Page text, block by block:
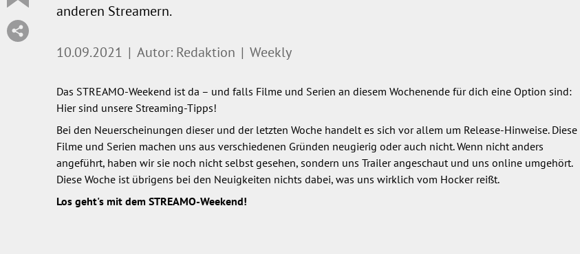
anderen Streamern.
10.09.2021 | Autor: Redaktion | Weekly
Das STREAMO-Weekend ist da – und falls Filme und Serien an diesem Wochenende für dich eine Option sind:
Hier sind unsere Streaming-Tipps!
Bei den Neuerscheinungen dieser und der letzten Woche handelt es sich vor allem um Release-Hinweise. Diese
Filme und Serien machen uns aus verschiedenen Gründen neugierig oder auch nicht. Wenn nicht anders
angeführt, haben wir sie noch nicht selbst gesehen, sondern uns Trailer angeschaut und uns online umgehört.
Diese Woche ist übrigens bei den Neuigkeiten nichts dabei, was uns wirklich vom Hocker reißt.
Los geht's mit dem STREAMO-Weekend!